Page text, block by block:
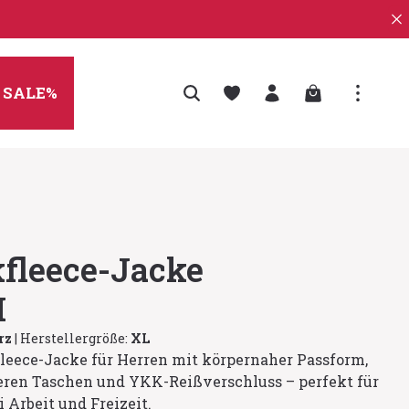
SALE% Warenkorb
Jacke
| Herstellergröße: XL
Jacke für Herren mit körpernaher Passform,
Taschen und YKK-Reißverschluss – perfekt für
Arbeit und Freizeit.